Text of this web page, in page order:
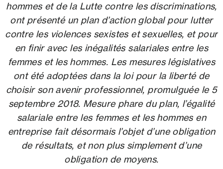
hommes et de la Lutte contre les discriminations,
ont présenté un plan d’action global pour lutter
contre les violences sexistes et sexuelles, et pour
en finir avec les inégalités salariales entre les
femmes et les hommes. Les mesures législatives
ont été adoptées dans la loi pour la liberté de
choisir son avenir professionnel, promulguée le 5
septembre 2018. Mesure phare du plan, l’égalité
salariale entre les femmes et les hommes en
entreprise fait désormais l’objet d’une obligation
de résultats, et non plus simplement d’une
obligation de moyens.